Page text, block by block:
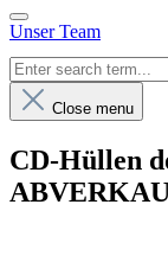
Unser Team
Close menu
CD-Hüllen